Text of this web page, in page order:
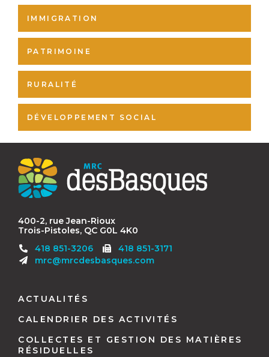
IMMIGRATION
PATRIMOINE
RURALITÉ
DÉVELOPPEMENT SOCIAL
Contact
MRC
des
Basques
400-2, rue Jean-Rioux
Trois-Pistoles, QC G0L 4K0
418 851-3206
Télécopieur
:
418 851-3171
mrc@mrcdesbasques.com
pied
de
page
ACTUALITÉS
CALENDRIER DES ACTIVITÉS
COLLECTES ET GESTION DES MATIÈRES
RÉSIDUELLES